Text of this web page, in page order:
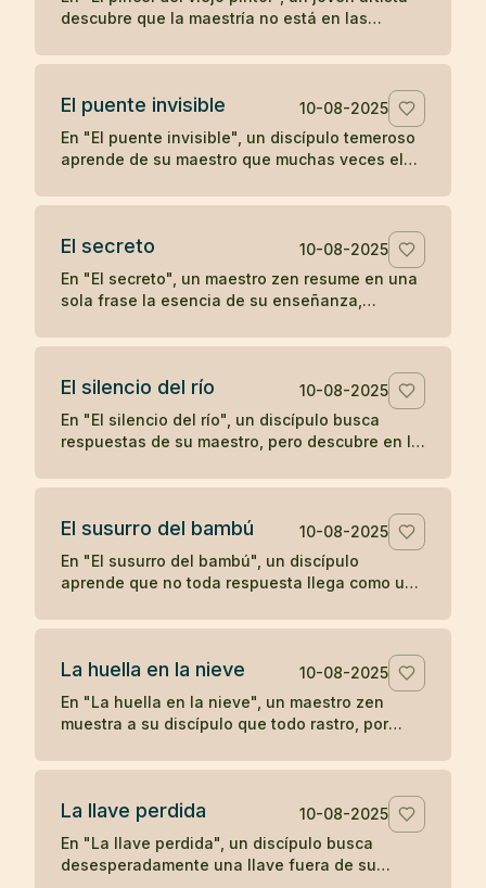
descubre que la maestría no está en las
quien las utiliza, aprendiendo una lección zen
El puente invisible
10-08-2025
En "El puente invisible", un discípulo temeroso
aprende de su maestro que muchas veces el
podamos verlo, y que el primer paso es lo que
El secreto
10-08-2025
En "El secreto", un maestro zen resume en una
sola frase la esencia de su enseñanza,
El silencio del río
10-08-2025
En "El silencio del río", un discípulo busca
respuestas de su maestro, pero descubre en la
aprendizaje ocurre cuando las palabras se
El susurro del bambú
10-08-2025
En "El susurro del bambú", un discípulo
aprende que no toda respuesta llega como un
como un susurro que hay que saber escuchar.
La huella en la nieve
10-08-2025
En "La huella en la nieve", un maestro zen
muestra a su discípulo que todo rastro, por
tiempo, enseñando sobre la impermanencia y
La llave perdida
10-08-2025
En "La llave perdida", un discípulo busca
desesperadamente una llave fuera de su